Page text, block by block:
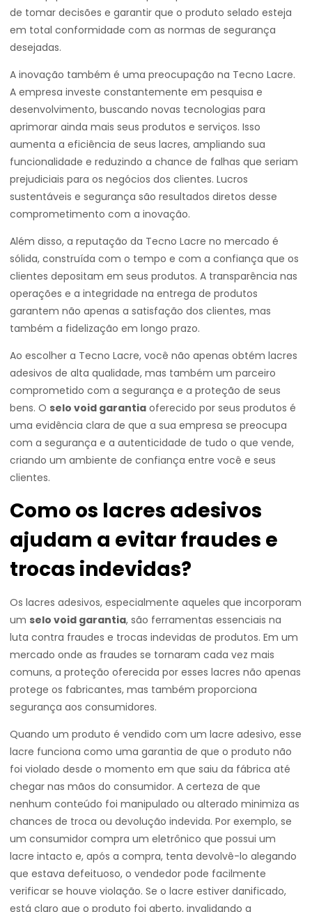
de tomar decisões e garantir que o produto selado esteja
em total conformidade com as normas de segurança
desejadas.
A inovação também é uma preocupação na Tecno Lacre.
A empresa investe constantemente em pesquisa e
desenvolvimento, buscando novas tecnologias para
aprimorar ainda mais seus produtos e serviços. Isso
aumenta a eficiência de seus lacres, ampliando sua
funcionalidade e reduzindo a chance de falhas que seriam
prejudiciais para os negócios dos clientes. Lucros
sustentáveis e segurança são resultados diretos desse
comprometimento com a inovação.
Além disso, a reputação da Tecno Lacre no mercado é
sólida, construída com o tempo e com a confiança que os
clientes depositam em seus produtos. A transparência nas
operações e a integridade na entrega de produtos
garantem não apenas a satisfação dos clientes, mas
também a fidelização em longo prazo.
Ao escolher a Tecno Lacre, você não apenas obtém lacres
adesivos de alta qualidade, mas também um parceiro
comprometido com a segurança e a proteção de seus
bens. O selo void garantia oferecido por seus produtos é
uma evidência clara de que a sua empresa se preocupa
com a segurança e a autenticidade de tudo o que vende,
criando um ambiente de confiança entre você e seus
clientes.
Como os lacres adesivos
ajudam a evitar fraudes e
trocas indevidas?
Os lacres adesivos, especialmente aqueles que incorporam
um selo void garantia, são ferramentas essenciais na
luta contra fraudes e trocas indevidas de produtos. Em um
mercado onde as fraudes se tornaram cada vez mais
comuns, a proteção oferecida por esses lacres não apenas
protege os fabricantes, mas também proporciona
segurança aos consumidores.
Quando um produto é vendido com um lacre adesivo, esse
lacre funciona como uma garantia de que o produto não
foi violado desde o momento em que saiu da fábrica até
chegar nas mãos do consumidor. A certeza de que
nenhum conteúdo foi manipulado ou alterado minimiza as
chances de troca ou devolução indevida. Por exemplo, se
um consumidor compra um eletrônico que possui um
lacre intacto e, após a compra, tenta devolvê-lo alegando
que estava defeituoso, o vendedor pode facilmente
verificar se houve violação. Se o lacre estiver danificado,
está claro que o produto foi aberto, invalidando a